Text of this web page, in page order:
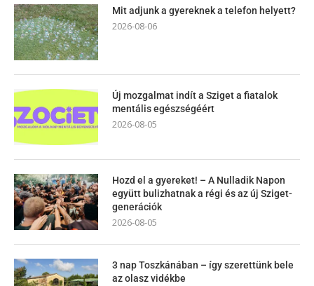
Mit adjunk a gyereknek a telefon helyett?
2026-08-06
Új mozgalmat indít a Sziget a fiatalok
mentális egészségéért
2026-08-05
Hozd el a gyereket! – A Nulladik Napon
együtt bulizhatnak a régi és az új Sziget-
generációk
2026-08-05
3 nap Toszkánában – így szerettünk bele
az olasz vidékbe